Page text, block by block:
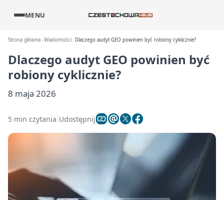
MENU
Strona główna Wiadomości Dlaczego audyt GEO powinien być robiony cyklicznie?
Dlaczego audyt GEO powinien być
robiony cyklicznie?
8 maja 2026
5 min czytania Udostępnij